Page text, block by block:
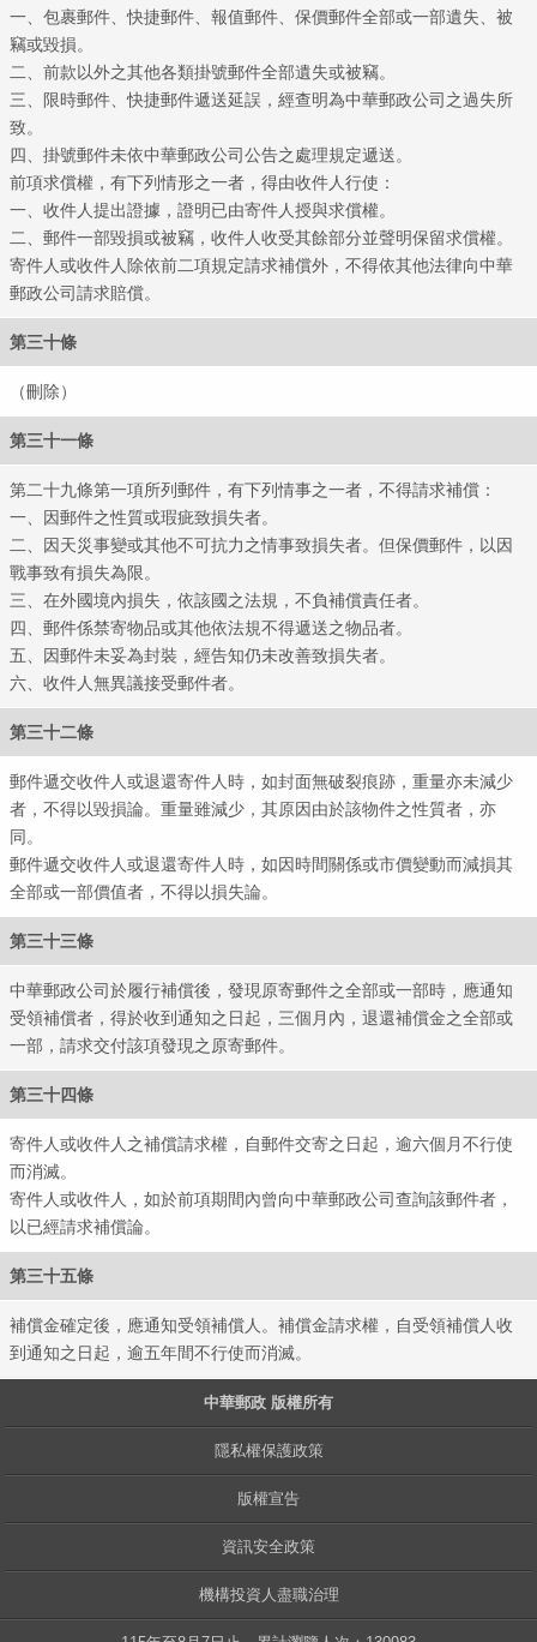
郵政
一、包裹郵件、快捷郵件、報值郵件、保價郵件全部或一部遺失、被
竊或毀損。
二、前款以外之其他各類掛號郵件全部遺失或被竊。
三、限時郵件、快捷郵件遞送延誤，經查明為中華郵政公司之過失所
致。
四、掛號郵件未依中華郵政公司公告之處理規定遞送。
前項求償權，有下列情形之一者，得由收件人行使：
一、收件人提出證據，證明已由寄件人授與求償權。
二、郵件一部毀損或被竊，收件人收受其餘部分並聲明保留求償權。
寄件人或收件人除依前二項規定請求補償外，不得依其他法律向中華
郵政公司請求賠償。
第三十條
（刪除）
第三十一條
第二十九條第一項所列郵件，有下列情事之一者，不得請求補償：
一、因郵件之性質或瑕疵致損失者。
二、因天災事變或其他不可抗力之情事致損失者。但保價郵件，以因
戰事致有損失為限。
三、在外國境內損失，依該國之法規，不負補償責任者。
四、郵件係禁寄物品或其他依法規不得遞送之物品者。
五、因郵件未妥為封裝，經告知仍未改善致損失者。
六、收件人無異議接受郵件者。
第三十二條
郵件遞交收件人或退還寄件人時，如封面無破裂痕跡，重量亦未減少
者，不得以毀損論。重量雖減少，其原因由於該物件之性質者，亦
同。
郵件遞交收件人或退還寄件人時，如因時間關係或市價變動而減損其
全部或一部價值者，不得以損失論。
第三十三條
中華郵政公司於履行補償後，發現原寄郵件之全部或一部時，應通知
受領補償者，得於收到通知之日起，三個月內，退還補償金之全部或
一部，請求交付該項發現之原寄郵件。
第三十四條
寄件人或收件人之補償請求權，自郵件交寄之日起，逾六個月不行使
而消滅。
寄件人或收件人，如於前項期間內曾向中華郵政公司查詢該郵件者，
以已經請求補償論。
第三十五條
補償金確定後，應通知受領補償人。補償金請求權，自受領補償人收
到通知之日起，逾五年間不行使而消滅。
中華郵政 版權所有
隱私權保護政策
版權宣告
資訊安全政策
機構投資人盡職治理